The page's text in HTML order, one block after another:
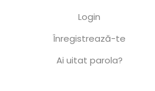
Login
Înregistrează-te
Ai uitat parola?